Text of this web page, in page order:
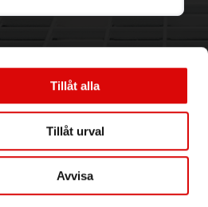
Tillåt alla
Tillåt urval
Avvisa
på nyhetsbrevet.